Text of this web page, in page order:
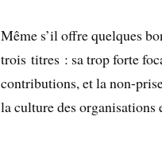
Même s’il offre quelques
trois titres : sa trop forte
contributions, et la non-
la culture des